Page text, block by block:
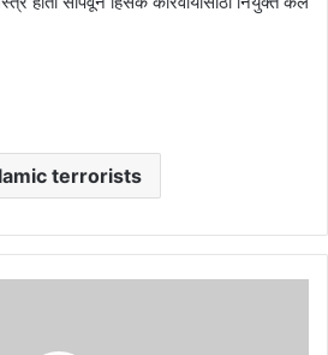
terrorists